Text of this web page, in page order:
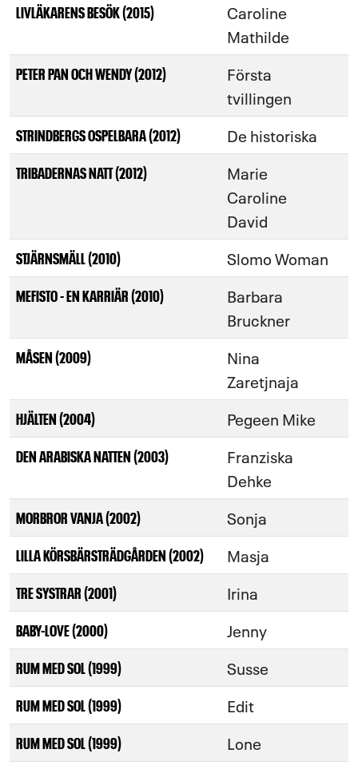
LIVLÄKARENS BESÖK (2015)
Caroline
Mathilde
PETER PAN OCH WENDY (2012)
Första
tvillingen
STRINDBERGS OSPELBARA (2012) De historiska
TRIBADERNAS NATT (2012)
Marie
Caroline
David
STJÄRNSMÄLL (2010) Slomo Woman
MEFISTO - EN KARRIÄR (2010)
Barbara
Bruckner
MÅSEN (2009)
Nina
Zaretjnaja
HJÄLTEN (2004) Pegeen Mike
DEN ARABISKA NATTEN (2003)
Franziska
Dehke
MORBROR VANJA (2002) Sonja
LILLA KÖRSBÄRSTRÄDGÅRDEN (2002) Masja
TRE SYSTRAR (2001) Irina
BABY-LOVE (2000) Jenny
RUM MED SOL (1999) Susse
RUM MED SOL (1999) Edit
RUM MED SOL (1999) Lone